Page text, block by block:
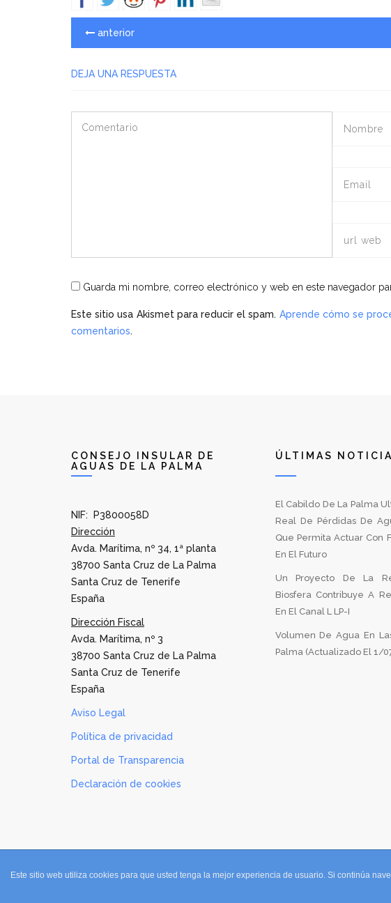
anterior
DEJA UNA RESPUESTA
Guarda mi nombre, correo electrónico y web en este navegador
Este sitio usa Akismet para reducir el spam. Aprende cómo se
comentarios.
CONSEJO INSULAR DE
AGUAS DE LA PALMA
NIF: P3800058D
Dirección
Avda. Marítima, nº 34, 1ª planta
38700 Santa Cruz de La Palma
Santa Cruz de Tenerife
España
Dirección Fiscal
Avda. Marítima, nº 3
38700 Santa Cruz de La Palma
Santa Cruz de Tenerife
España
Aviso Legal
Política de privacidad
Portal de Transparencia
Declaración de cookies
ÚLTIMAS
El Cabildo De La Palma
Real De Pérdidas De
Que Permita Actuar Con
En El Futuro
Un Proyecto De La
Biosfera Contribuye A
En El Canal L LP-I
Volumen De Agua En
Palma (Actualizado El 1/
Copyright © 2016 Consejo Insular de Aguas de La Palma. Todos
Este sitio web utiliza cookies para que usted tenga la mejor experiencia de usuario. Si continúa